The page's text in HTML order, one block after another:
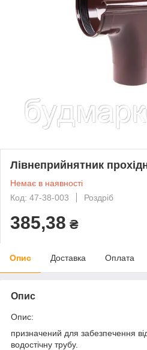
Лівнеприйнятник
Немає в наявності
Код: 47-38-003
Роздріб
385,38 ₴
Опис Доставка Оплата
Опис
Опис:
призначений для забезпечення
водостічну трубу.